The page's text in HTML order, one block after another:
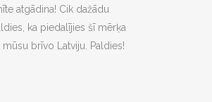
atgādina! Cik dažādu
ka piedalījies šī mērķa
brīvo Latviju. Paldies!